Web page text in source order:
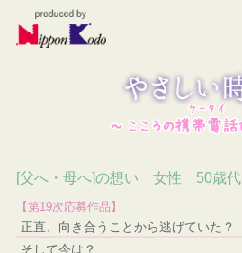
[父へ・母へ]の想い 女性 50歳代
【第19次応募作品】
正直、向き合うことから逃げていた？
そして今は？